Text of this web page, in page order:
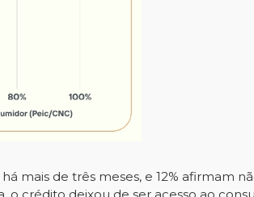
mais de três meses, e 12% afirmam